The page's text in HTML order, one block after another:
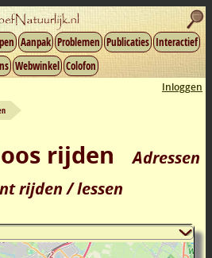
Aanpak Problemen Publicaties Interactief
Webwinkel Colofon
Inloggen
rijden
Adressen
rijden / lessen